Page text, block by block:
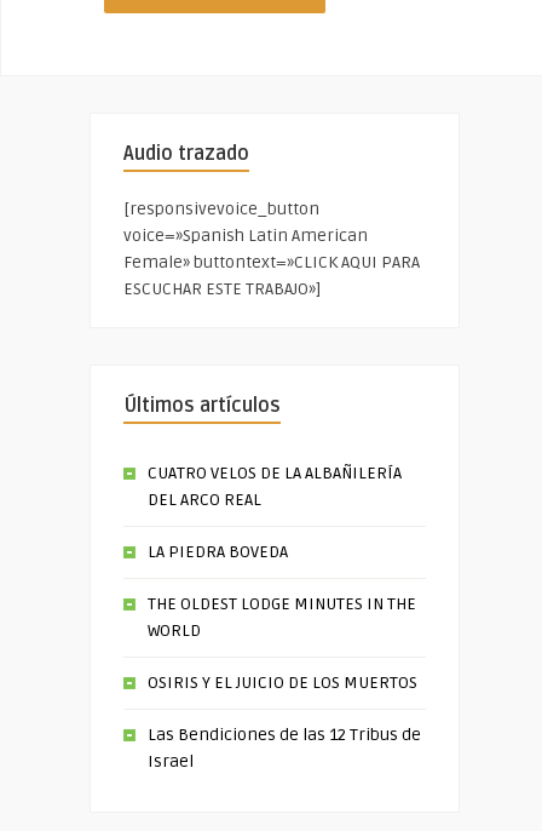
Audio trazado
[responsivevoice_button
voice=»Spanish Latin American
Female» buttontext=»CLICK AQUI PARA
ESCUCHAR ESTE TRABAJO»]
Últimos artículos
CUATRO VELOS DE LA ALBAÑILERÍA
DEL ARCO REAL
LA PIEDRA BOVEDA
THE OLDEST LODGE MINUTES IN THE
WORLD
OSIRIS Y EL JUICIO DE LOS MUERTOS
Las Bendiciones de las 12 Tribus de
Israel